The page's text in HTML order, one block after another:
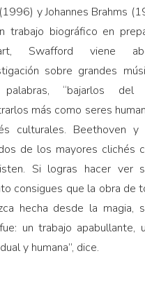
y Johannes Brahms
trabajo biográfico en
Swafford viene
sobre grandes
“bajarlos
más como seres
culturales. Beethoven y
de los mayores clichés
Si logras hacer ver
consigues que la obra de
hecha desde la magia,
un trabajo apabullante,
y humana”, dice.